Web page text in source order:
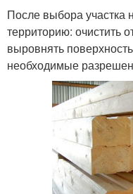
После выбора участка
территорию: очистить
выровнять
необходимые